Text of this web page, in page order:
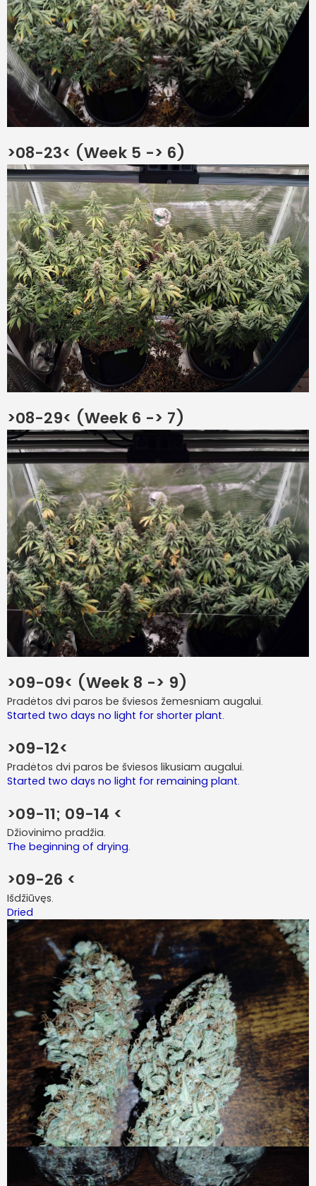
>08-23< (Week 5 -> 6)
>08-29< (Week 6 -> 7)
>09-09< (Week 8 -> 9)
Pradėtos dvi paros be šviesos žemesniam augalui.
Started two days no light for shorter plant.
>09-12<
Pradėtos dvi paros be šviesos likusiam augalui.
Started two days no light for remaining plant.
>09-11; 09-14 <
Džiovinimo pradžia.
The beginning of drying.
>09-26 <
Išdžiūvęs.
Dried